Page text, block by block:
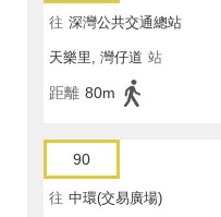
往 深灣公共交通總站
天樂里, 灣仔道 站
距離 80m
90
往 中環(交易廣場)